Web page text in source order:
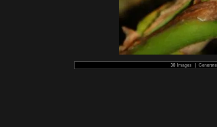
30 Images |